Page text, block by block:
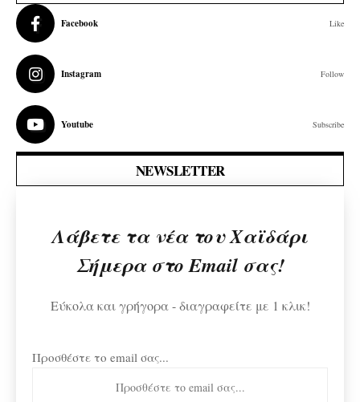
Facebook Like
Instagram Follow
Youtube Subscribe
NEWSLETTER
Λάβετε τα νέα του Χαϊδάρι
Σήμερα στο Email σας!
Εύκολα και γρήγορα - διαγραφείτε με 1 κλικ!
Προσθέστε το email σας...